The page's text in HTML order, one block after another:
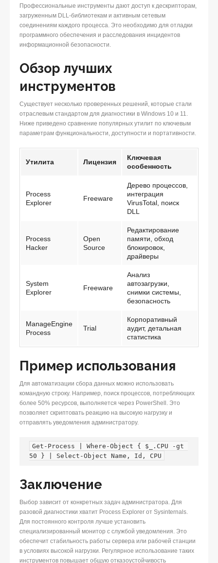
Профессиональные инструменты дают доступ к дескрипторам,
загруженным DLL-библиотекам и активным сетевым
соединениям каждого процесса. Это необходимо для отладки
программного обеспечения и расследования инцидентов
информационной безопасности.
Обзор лучших
инструментов
Существует несколько проверенных решений, которые стали
отраслевым стандартом для диагностики в Windows 10 и 11.
Ниже приведено сравнение популярных утилит по ключевым
параметрам функциональности, доступности и портативности.
Утилита Лицензия
Ключевая
особенность
Process
Explorer
Freeware
Дерево процессов,
интеграция
VirusTotal, поиск
DLL
Process
Hacker
Open
Source
Редактирование
памяти, обход
блокировок,
драйверы
System
Explorer
Freeware
Анализ
автозагрузки,
снимки системы,
безопасность
ManageEngine
Process
Trial
Корпоративный
аудит, детальная
статистика
Пример использования
Для автоматизации сбора данных можно использовать
командную строку. Например, поиск процессов, потребляющих
более 50% ресурсов, выполняется через PowerShell. Это
позволяет скриптовать реакцию на высокую нагрузку и
отправлять уведомления администратору.
Get-Process | Where-Object { $_.CPU -gt
50 } | Select-Object Name, Id, CPU
Заключение
Выбор зависит от конкретных задач администратора. Для
разовой диагностики хватит Process Explorer от Sysinternals.
Для постоянного контроля лучше установить
специализированный монитор с службой уведомления. Это
обеспечит стабильность работы сервера или рабочей станции
в условиях высокой нагрузки. Регулярное использование таких
инструментов повышает общую отказоустойчивость